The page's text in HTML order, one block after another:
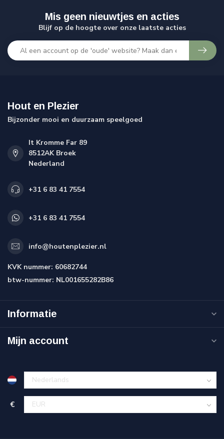
Mis geen nieuwtjes en acties
Blijf op de hoogte over onze laatste acties
Hout en Plezier
Bijzonder mooi en duurzaam speelgoed
It Kromme Far 89
8512AK Broek
Nederland
+31 6 83 41 7554
+31 6 83 41 7554
info@houtenplezier.nl
KVK nummer: 60682744
btw-nummer: NL001655282B86
Informatie
Mijn account
€